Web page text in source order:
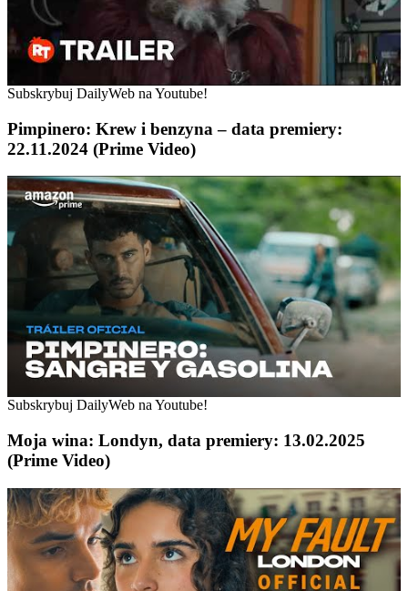
Subskrybuj DailyWeb na Youtube!
Pimpinero: Krew i benzyna – data premiery:
22.11.2024 (Prime Video)
Subskrybuj DailyWeb na Youtube!
Moja wina: Londyn, data premiery: 13.02.2025
(Prime Video)